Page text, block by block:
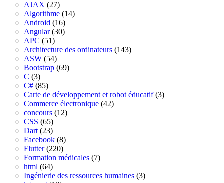
AJAX (27)
Algorithme (14)
Android (16)
Angular(30)
APC (51)
Architecture des ordinateurs (143)
ASW (54)
Bootstrap (69)
C (3)
C# (85)
Carte de développement et robot éducatif(3)
Commerce électronique (42)
concours (12)
CSS (65)
Dart (23)
Facebook (8)
Flutter(220)
Formation médicales (7)
html (64)
Ingénierie des ressources humaines (3)